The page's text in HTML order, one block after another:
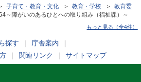
子育て・教育・文化 ＞教育・学校 ＞教育委
～障がいのあるひとへの取り組み（福祉課）～
もっと見る（全4件）
探す 庁舎案内
関連リンク サイトマップ